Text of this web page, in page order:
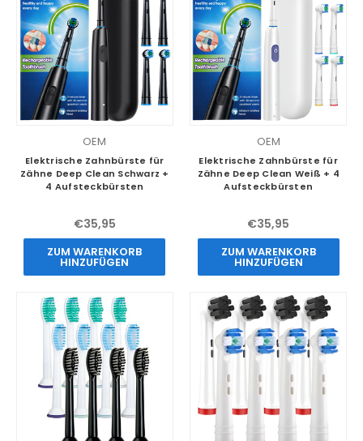
OEM
Elektrische Zahnbürste für
Zähne Deep Clean Schwarz +
4 Aufsteckbürsten
€35,95
ZUM WARENKORB
HINZUFÜGEN
OEM
Elektrische Zahnbürste für
Zähne Deep Clean Weiß + 4
Aufsteckbürsten
€35,95
ZUM WARENKORB
HINZUFÜGEN